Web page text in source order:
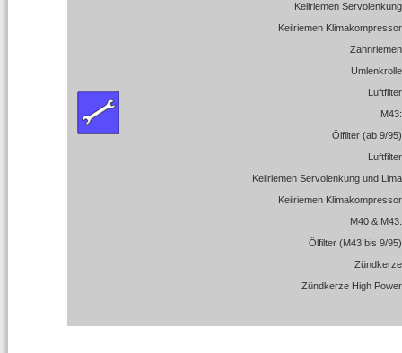
Keilriemen Servolenkung
Keilriemen Klimakompressor
Zahnriemen
Umlenkrolle
Luftfilter
M43:
Ölfilter (ab 9/95)
Luftfilter
Keilriemen Servolenkung und Lima
Keilriemen Klimakompressor
M40 & M43:
Ölfilter (M43 bis 9/95)
Zündkerze
Zündkerze High Power